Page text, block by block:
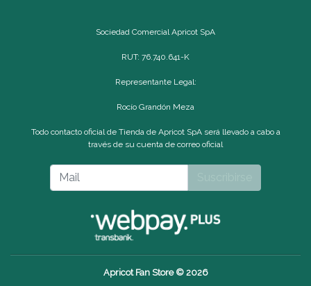
Sociedad Comercial Apricot SpA
RUT: 76.740.641-K
Representante Legal:
Rocío Grandón Meza
Todo contacto oficial de Tienda de Apricot SpA será llevado a cabo a
través de su cuenta de correo oficial
Apricot Fan Store © 2026